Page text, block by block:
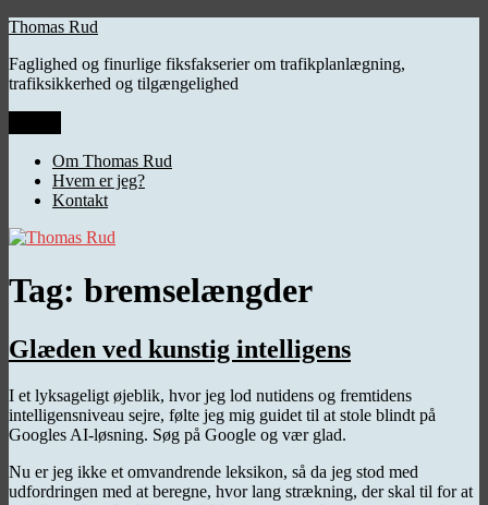
Videre
indhold
Thomas Rud
Faglighed og finurlige fiksfakserier om trafikplanlægning,
trafiksikkerhed og tilgængelighed
Om Thomas Rud
Hvem er jeg?
Kontakt
Tag: bremselængder
Glæden ved kunstig intelligens
I et lyksageligt øjeblik, hvor jeg lod nutidens og fremtidens
intelligensniveau sejre, følte jeg mig guidet til at stole blindt på
Googles AI-løsning. Søg på Google og vær glad.
Nu er jeg ikke et omvandrende leksikon, så da jeg stod med
udfordringen med at beregne, hvor lang strækning, der skal til for at